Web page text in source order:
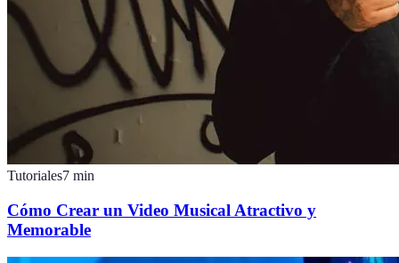
Tutoriales7 min
Cómo Crear un Video Musical Atractivo y
Memorable